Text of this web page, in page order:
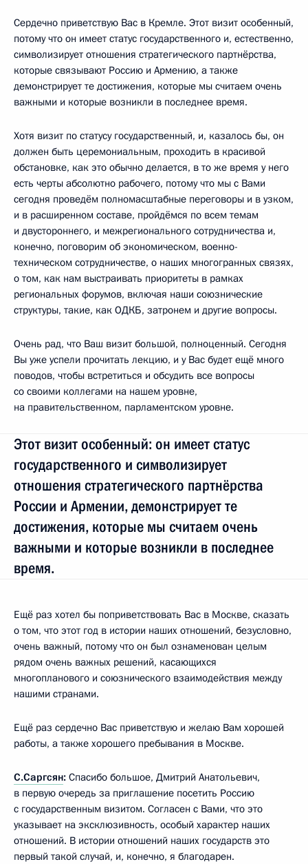
Сердечно приветствую Вас в Кремле. Этот визит особенный,
потому что он имеет статус государственного и, естественно,
символизирует отношения стратегического партнёрства,
которые связывают Россию и Армению, а также
демонстрирует те достижения, которые мы считаем очень
важными и которые возникли в последнее время.
Хотя визит по статусу государственный, и, казалось бы, он
должен быть церемониальным, проходить в красивой
обстановке, как это обычно делается, в то же время у него
есть черты абсолютно рабочего, потому что мы с Вами
сегодня проведём полномасштабные переговоры и в узком,
и в расширенном составе, пройдёмся по всем темам
и двустороннего, и межрегионального сотрудничества и,
конечно, поговорим об экономическом, военно-
техническом сотрудничестве, о наших многогранных связях,
о том, как нам выстраивать приоритеты в рамках
региональных форумов, включая наши союзнические
структуры, такие, как ОДКБ, затронем и другие вопросы.
Очень рад, что Ваш визит большой, полноценный. Сегодня
Вы уже успели прочитать лекцию, и у Вас будет ещё много
поводов, чтобы встретиться и обсудить все вопросы
со своими коллегами на нашем уровне,
на правительственном, парламентском уровне.
Этот визит особенный: он имеет статус
государственного и символизирует
отношения стратегического партнёрства
России и Армении, демонстрирует те
достижения, которые мы считаем очень
важными и которые возникли в последнее
время.
Ещё раз хотел бы поприветствовать Вас в Москве, сказать
о том, что этот год в истории наших отношений, безусловно,
очень важный, потому что он был ознаменован целым
рядом очень важных решений, касающихся
многопланового и союзнического взаимодействия между
нашими странами.
Ещё раз сердечно Вас приветствую и желаю Вам хорошей
работы, а также хорошего пребывания в Москве.
С.Саргсян: Спасибо большое, Дмитрий Анатольевич,
в первую очередь за приглашение посетить Россию
с государственным визитом. Согласен с Вами, что это
указывает на эксклюзивность, особый характер наших
отношений. В истории отношений наших государств это
первый такой случай, и, конечно, я благодарен.